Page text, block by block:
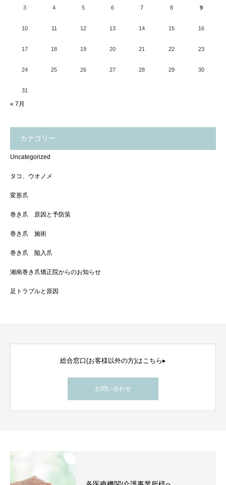
3 4 5 6 7 8 9
10 11 12 13 14 15 16
17 18 19 20 21 22 23
24 25 26 27 28 29 30
31
« 7月
カテゴリー
Uncategorized
タコ、ウオノメ
変形爪
巻き爪 原因と予防策
巻き爪 施術
巻き爪 陥入爪
湘南巻き爪矯正院からのお知らせ
足トラブルと原因
総合窓口(お客様以外の方)はこちら▸
お問い合わせ